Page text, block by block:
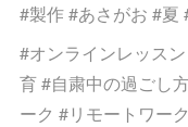
#製作 #あさがお #夏
#オンラインレッス
育 #自粛中の過ごし
ーク #リモートワー